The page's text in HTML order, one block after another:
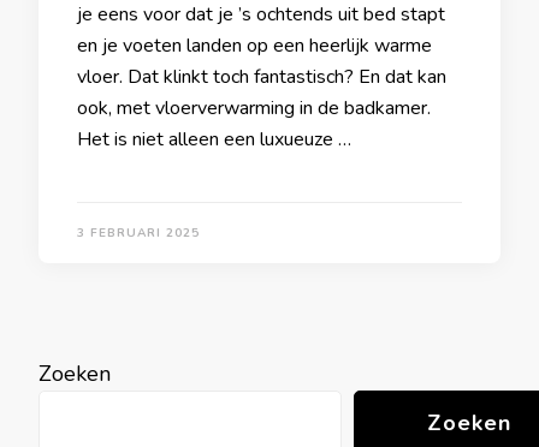
je eens voor dat je ’s ochtends uit bed stapt
en je voeten landen op een heerlijk warme
vloer. Dat klinkt toch fantastisch? En dat kan
ook, met vloerverwarming in de badkamer.
Het is niet alleen een luxueuze …
3 FEBRUARI 2025
Zoeken
Zoeken